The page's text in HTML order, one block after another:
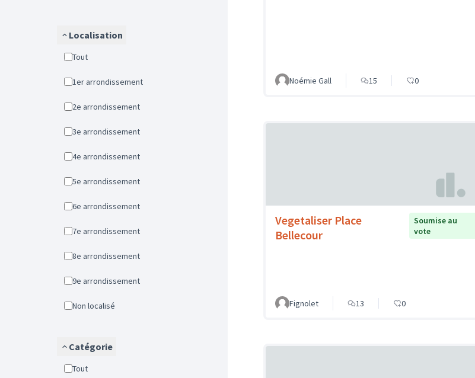
Localisation
Tout
1er arrondissement
2e arrondissement
3e arrondissement
4e arrondissement
5e arrondissement
6e arrondissement
7e arrondissement
8e arrondissement
9e arrondissement
Non localisé
Catégorie
Tout
Noémie Gall 15 0
Vegetaliser Place
Bellecour
Soumise au
vote
Fignolet 13 0